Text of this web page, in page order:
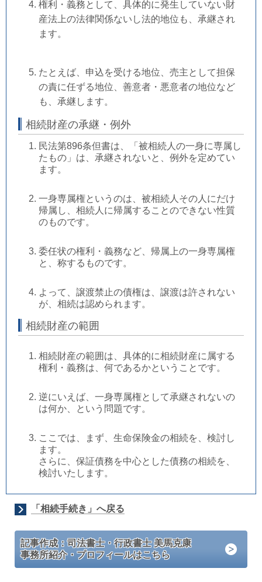
権利・義務として、具体的に発生していない財
産法上の法律関係ないし法的地位も、承継され
ます。
たとえば、申込を受ける地位、売主として担保
の責に任ずる地位、善意者・悪意者の地位など
も、承継します。
相続財産の承継・例外
民法第896条但書は、「被相続人の一身に専属し
たもの」は、承継されないと、例外を定めてい
ます。
一身専属権というのは、被相続人その人にだけ
帰属し、相続人に帰属することのできない性質
のものです。
委任状の権利・義務など、帰属上の一身専属権
と、称するものです。
よって、譲渡禁止の債権は、譲渡は許されない
が、相続は認められます。
相続財産の範囲
相続財産の範囲は、具体的に相続財産に属する
権利・義務は、何であるかということです。
逆にいえば、一身専属権として承継されないの
は何か、という問題です。
ここでは、まず、生命保険金の相続を、検討し
ます。
さらに、保証債務を中心とした債務の相続を、
検討いたします。
「相続手続き」へ戻る
記事作成：司法書士・行政書士 美馬克康
事務所紹介・プロフィールはこちら